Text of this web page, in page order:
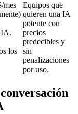
mes
IA.
los
Equipos que
quieren una IA
potente con
precios
predecibles y
sin
penalizaciones
por uso.